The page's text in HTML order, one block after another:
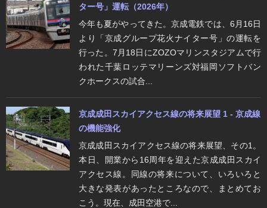
ター号」運転（2026年）
今年も夏がやってきた。京成電鉄では、6月16日
より「京成グループ花火ナイター号」の運転を
行った。7月18日にZOZOマリンスタジアムで行
われた千葉ロッテマリーンズ対福岡ソフトバン
クホークスの試合...
京成成田スカイアクセス線の将来展望 1 - 京成線
の機能強化
京成成田スカイアクセス線の将来展望、その1。
本日、開業から16周年を迎えた京成成田スカイ
アクセス線。同線の将来について、いろいろと
大きな発表があったところなので、まとめてお
こう。現在、成田空港で...